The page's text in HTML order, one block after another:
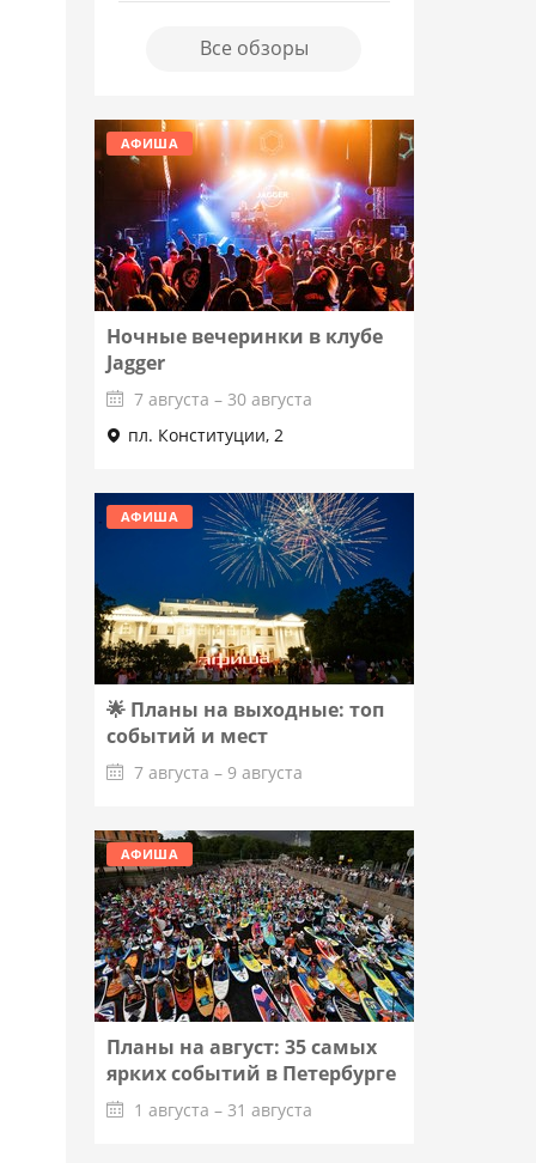
Все обзоры
АФИША
Ночные вечеринки в клубе
Jagger
7 августа – 30 августа
пл. Конституции, 2
Подробнее
АФИША
🌟 Планы на выходные: топ
событий и мест
7 августа – 9 августа
Подробнее
АФИША
Планы на август: 35 самых
ярких событий в Петербурге
1 августа – 31 августа